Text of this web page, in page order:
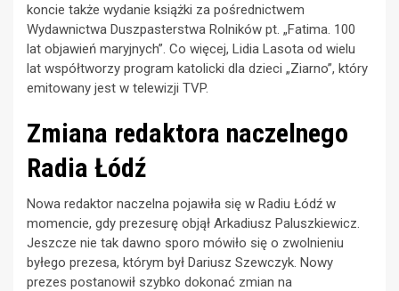
koncie także wydanie książki za pośrednictwem
Wydawnictwa Duszpasterstwa Rolników pt. „Fatima. 100
lat objawień maryjnych”. Co więcej, Lidia Lasota od wielu
lat współtworzy program katolicki dla dzieci „Ziarno”, który
emitowany jest w telewizji TVP.
Zmiana redaktora naczelnego
Radia Łódź
Nowa redaktor naczelna pojawiła się w Radiu Łódź w
momencie, gdy prezesurę objął Arkadiusz Paluszkiewicz.
Jeszcze nie tak dawno sporo mówiło się o zwolnieniu
byłego prezesa, którym był Dariusz Szewczyk. Nowy
prezes postanowił szybko dokonać zmian na